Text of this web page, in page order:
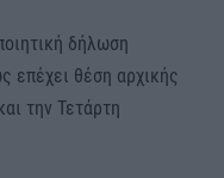
δήλωση
επέχει θέση αρχικής
την Τετάρτη